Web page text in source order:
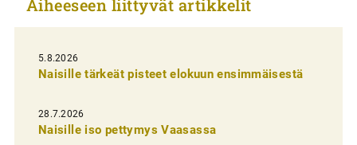
k
e
l
i
e
n
Aiheeseen liittyvät artikkelit
5.8.2026
Naisille tärkeät pisteet elokuun ensimmäisestä
28.7.2026
Naisille iso pettymys Vaasassa